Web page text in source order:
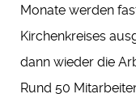
Monate werden
Kirchenkreises
dann wieder die
Rund 50